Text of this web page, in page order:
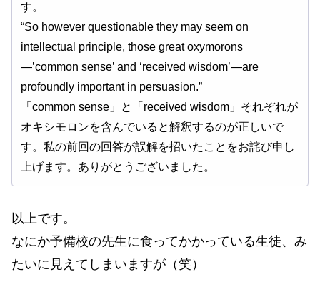
す。
“So however questionable they may seem on
intellectual principle, those great oxymorons
—’common sense’ and ‘received wisdom’—are
profoundly important in persuasion.”
「common sense」と「received wisdom」それぞれが
オキシモロンを含んでいると解釈するのが正しいで
す。私の前回の回答が誤解を招いたことをお詫び申し
上げます。ありがとうございました。
以上です。
なにか予備校の先生に食ってかかっている生徒、み
たいに見えてしまいますが（笑）